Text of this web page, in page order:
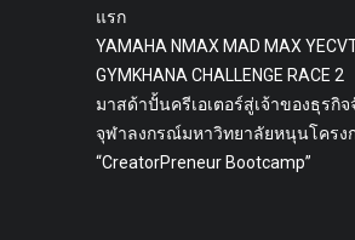
แรก
YAMAHA NMAX MAD MAX
GYMKHANA CHALLENGE RACE 2
มาสด้าปั้นครีเอเตอร์สู่เจ้าของธุรกิ
จุฬาลงกรณ์มหาวิทยาลัยหนุนโครง
“CreatorPreneur Bootcamp”